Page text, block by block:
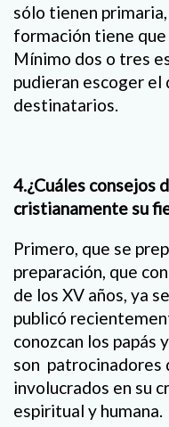
sólo tienen
formación tiene que
Mínimo dos o tres
pudieran escoger el
destinatarios.
4.¿Cuáles consejos
cristianamente su
Primero, que se
preparación, que
de los XV años, ya
publicó
conozcan los papás
son patrocinadores
involucrados en su
espiritual y humana.